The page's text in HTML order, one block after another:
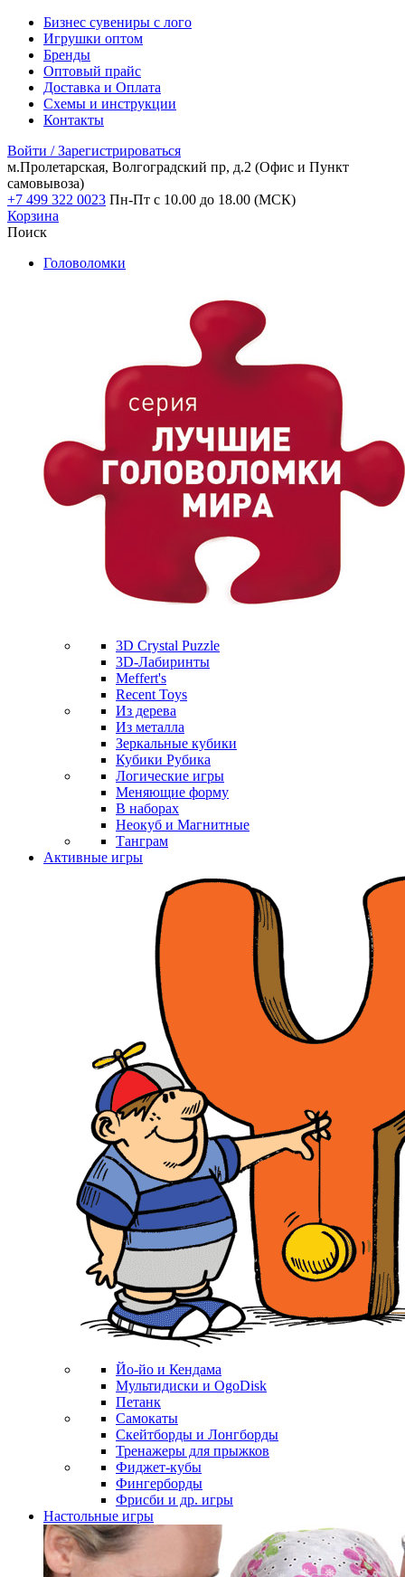
Бизнес сувениры с лого
Игрушки оптом
Бренды
Оптовый прайс
Доставка и Оплата
Схемы и инструкции
Контакты
Войти / Зарегистрироваться
м.Пролетарская, Волгоградский пр, д.2 (Офис и Пункт
самовывоза)
+7 499 322 0023 Пн-Пт с 10.00 до 18.00 (МСК)
Корзина
Поиск
Головоломки
3D Crystal Puzzle
3D-Лабиринты
Meffert's
Recent Toys
Из дерева
Из металла
Зеркальные кубики
Кубики Рубика
Логические игры
Меняющие форму
В наборах
Неокуб и Магнитные
Танграм
Активные игры
Йо-йо и Кендама
Мультидиски и OgoDisk
Петанк
Самокаты
Скейтборды и Лонгборды
Тренажеры для прыжков
Фиджет-кубы
Фингерборды
Фрисби и др. игры
Настольные игры